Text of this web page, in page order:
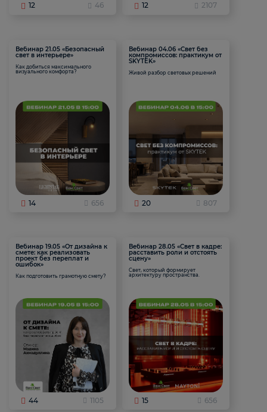
12 46 12 2107
Вебинар 21.05 «Безопасный
свет в интерьере»
Как добиться максимального
визуального комфорта?
14 656
Вебинар 04.06 «Свет без
компромиссов: практикум от
SKYTEK»
Живой разбор световых решений
20 807
Вебинар 19.05 «От дизайна к
смете: как реализовать
проект без переплат и
ошибок»
Как подготовить грамотную смету?
44 1105
Вебинар 28.05 «Свет в кадре:
расставить роли и отстоять
сцену»
Свет, который формирует
архитектуру пространства.
15 656